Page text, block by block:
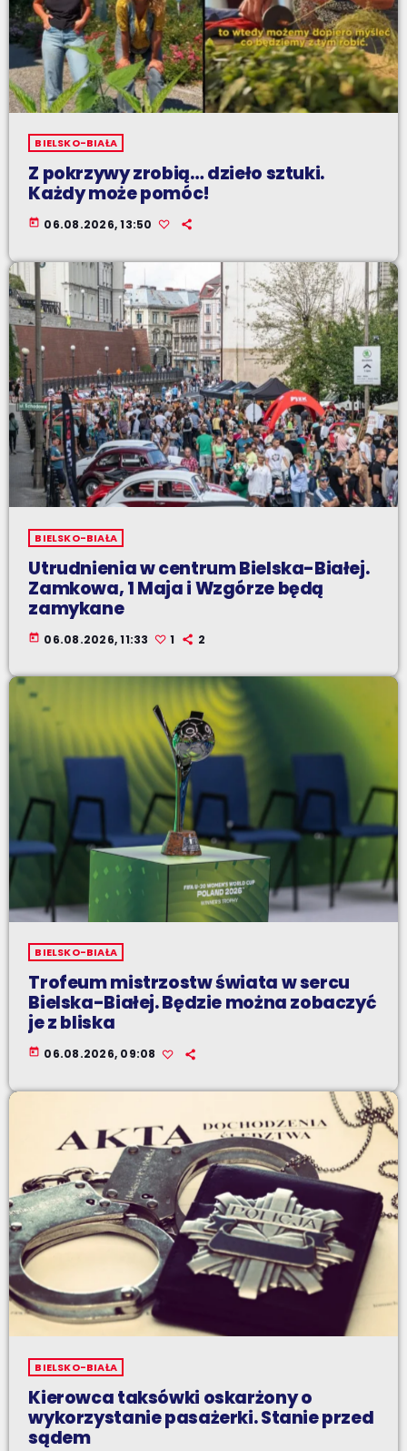
BIELSKO-BIAŁA
Z pokrzywy zrobią… dzieło sztuki.
Każdy może pomóc!
today 06.08.2026, 13:50
BIELSKO-BIAŁA
Utrudnienia w centrum Bielska-Białej.
Zamkowa, 1 Maja i Wzgórze będą
zamykane
today 06.08.2026, 11:33 1 2
BIELSKO-BIAŁA
Trofeum mistrzostw świata w sercu
Bielska-Białej. Będzie można zobaczyć
je z bliska
today 06.08.2026, 09:08
BIELSKO-BIAŁA
Kierowca taksówki oskarżony o
wykorzystanie pasażerki. Stanie przed
sądem